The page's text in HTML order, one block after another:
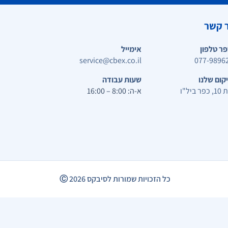
קשר
טלפון
077-
אימייל
service@cbex.co.il
שלנו
שעות עבודה
א-ה: 8:00 – 16:00
כל הזכויות שמורות לסיבקס2026
Ⓒ